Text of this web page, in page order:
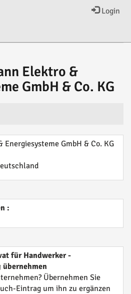
Login
Elektro &
GmbH & Co. KG
GmbH & Co. KG
:
für Handwerker -
Übernehmen Sie
Eintrag um ihn zu ergänzen